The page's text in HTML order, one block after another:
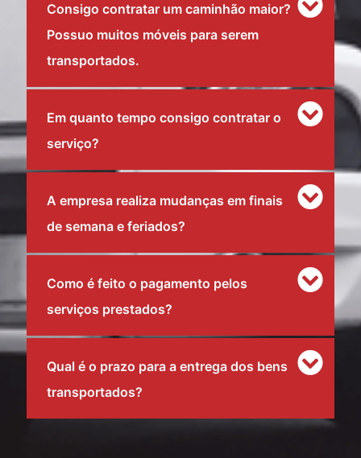
Consigo contratar um caminhão maior?
Possuo muitos móveis para serem
transportados.
Em quanto tempo consigo contratar o
serviço?
A empresa realiza mudanças em finais
de semana e feriados?
Como é feito o pagamento pelos
serviços prestados?
Qual é o prazo para a entrega dos bens
transportados?